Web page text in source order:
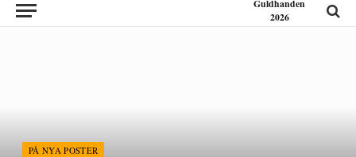
Guldhanden
2026
PÅ NYA POSTER